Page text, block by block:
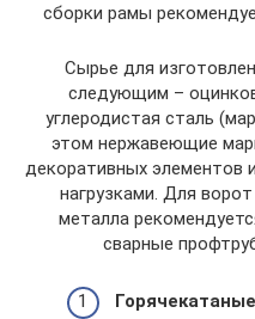
сборки рамы
Сырье для
следующим –
углеродистая сталь
этом нержавеющие
декоративных элементов
нагрузками. Для
металла
сварные
Горячекатаные